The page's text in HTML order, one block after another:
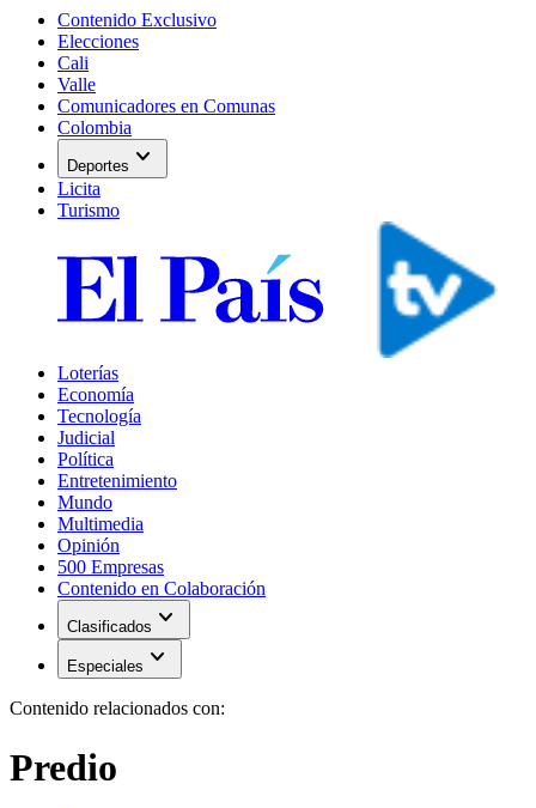
Contenido Exclusivo
Elecciones
Cali
Valle
Comunicadores en Comunas
Colombia
Deportes expand_more
Licita
Turismo
Loterías
Economía
Tecnología
Judicial
Política
Entretenimiento
Mundo
Multimedia
Opinión
500 Empresas
Contenido en Colaboración
Clasificados expand_more
Especiales expand_more
Contenido relacionados con:
Predio